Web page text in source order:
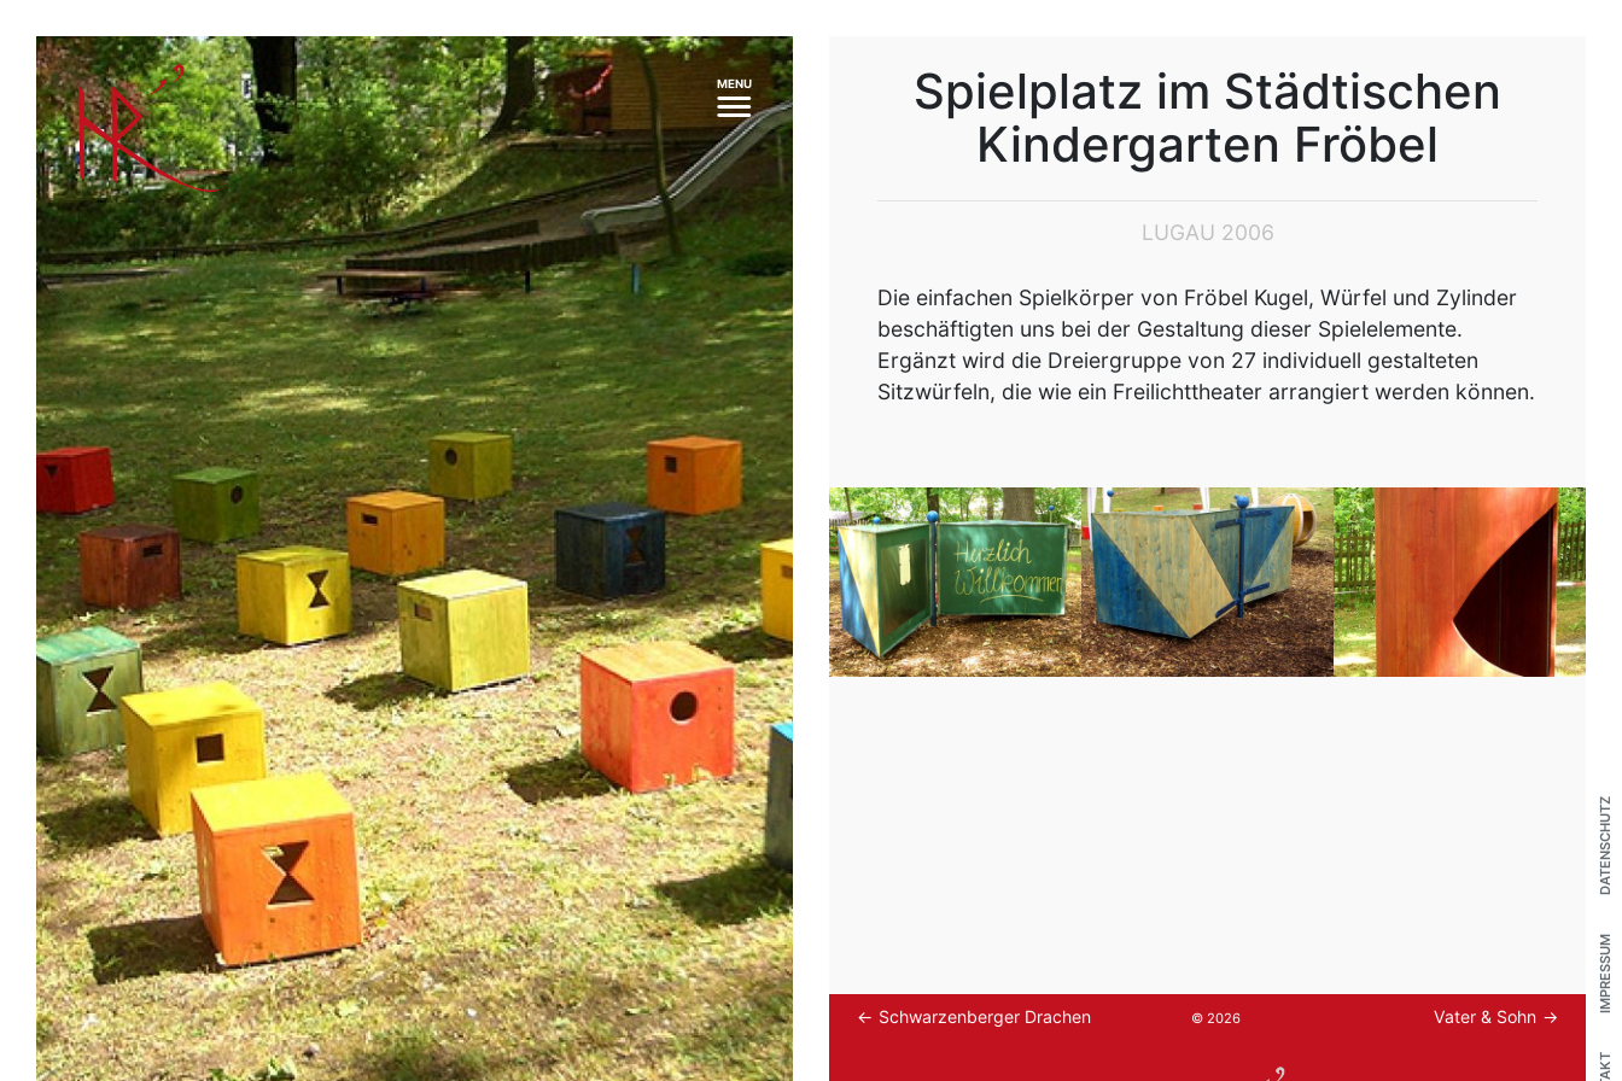
MENU
Spielplatz im Städtischen
Kindergarten Fröbel
LUGAU 2006
Die einfachen Spielkörper von Fröbel Kugel, Würfel und Zylinder
beschäftigten uns bei der Gestaltung dieser Spielelemente.
Ergänzt wird die Dreiergruppe von 27 individuell gestalteten
Sitzwürfeln, die wie ein Freilichttheater arrangiert werden können.
Schwarzenberger Drachen © 2026 Vater & Sohn
IMPRESSUM
DATENSCHUTZ